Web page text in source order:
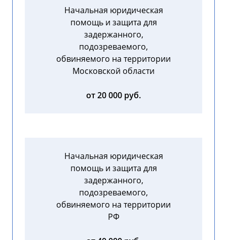
Начальная юридическая
помощь и защита для
задержанного,
подозреваемого,
обвиняемого на территории
Московской области
от 20 000 руб.
Начальная юридическая
помощь и защита для
задержанного,
подозреваемого,
обвиняемого на территории
РФ